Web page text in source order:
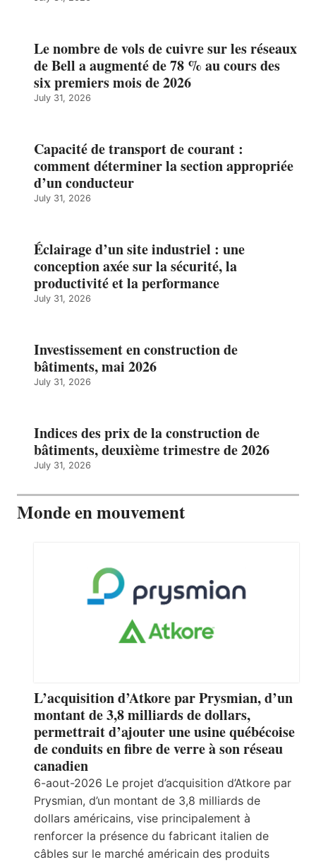
Le nombre de vols de cuivre sur les réseaux
de Bell a augmenté de 78 % au cours des
six premiers mois de 2026
July 31, 2026
Capacité de transport de courant :
comment déterminer la section appropriée
d’un conducteur
July 31, 2026
Éclairage d’un site industriel : une
conception axée sur la sécurité, la
productivité et la performance
July 31, 2026
Investissement en construction de
bâtiments, mai 2026
July 31, 2026
Indices des prix de la construction de
bâtiments, deuxième trimestre de 2026
July 31, 2026
Monde en mouvement
L’acquisition d’Atkore par Prysmian, d’un
montant de 3,8 milliards de dollars,
permettrait d’ajouter une usine québécoise
de conduits en fibre de verre à son réseau
canadien
6-aout-2026 Le projet d’acquisition d’Atkore par
Prysmian, d’un montant de 3,8 milliards de
dollars américains, vise principalement à
renforcer la présence du fabricant italien de
câbles sur le marché américain des produits